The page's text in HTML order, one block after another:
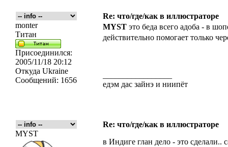
Re: что/где/как в иллюстраторе
monter
Титан
Присоединился:
2005/11/18 20:12
Откуда Ukraine
Сообщений: 1656
MYST это беда всего адоба - в
действительно помогает только
едэм дас зайнэ и ниипёт
Re: что/где/как в иллюстраторе
MYST
в Индиге глан дело - это сделали..